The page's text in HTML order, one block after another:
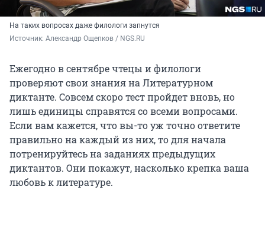
На таких вопросах даже филологи запнутся
Источник: Александр Ощепков / NGS.RU
Ежегодно в сентябре чтецы и филологи
проверяют свои знания на Литературном
диктанте. Совсем скоро тест пройдет вновь, но
лишь единицы справятся со всеми вопросами.
Если вам кажется, что вы-то уж точно ответите
правильно на каждый из них, то для начала
потренируйтесь на заданиях предыдущих
диктантов. Они покажут, насколько крепка ваша
любовь к литературе.